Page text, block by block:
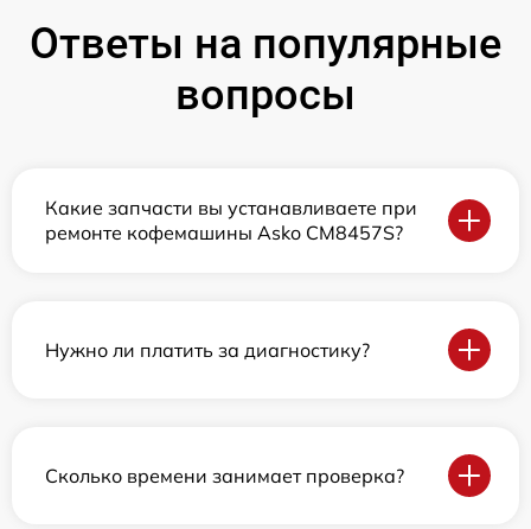
Ответы на популярные
вопросы
Какие запчасти вы устанавливаете при
ремонте кофемашины Asko CM8457S?
Нужно ли платить за диагностику?
Сколько времени занимает проверка?